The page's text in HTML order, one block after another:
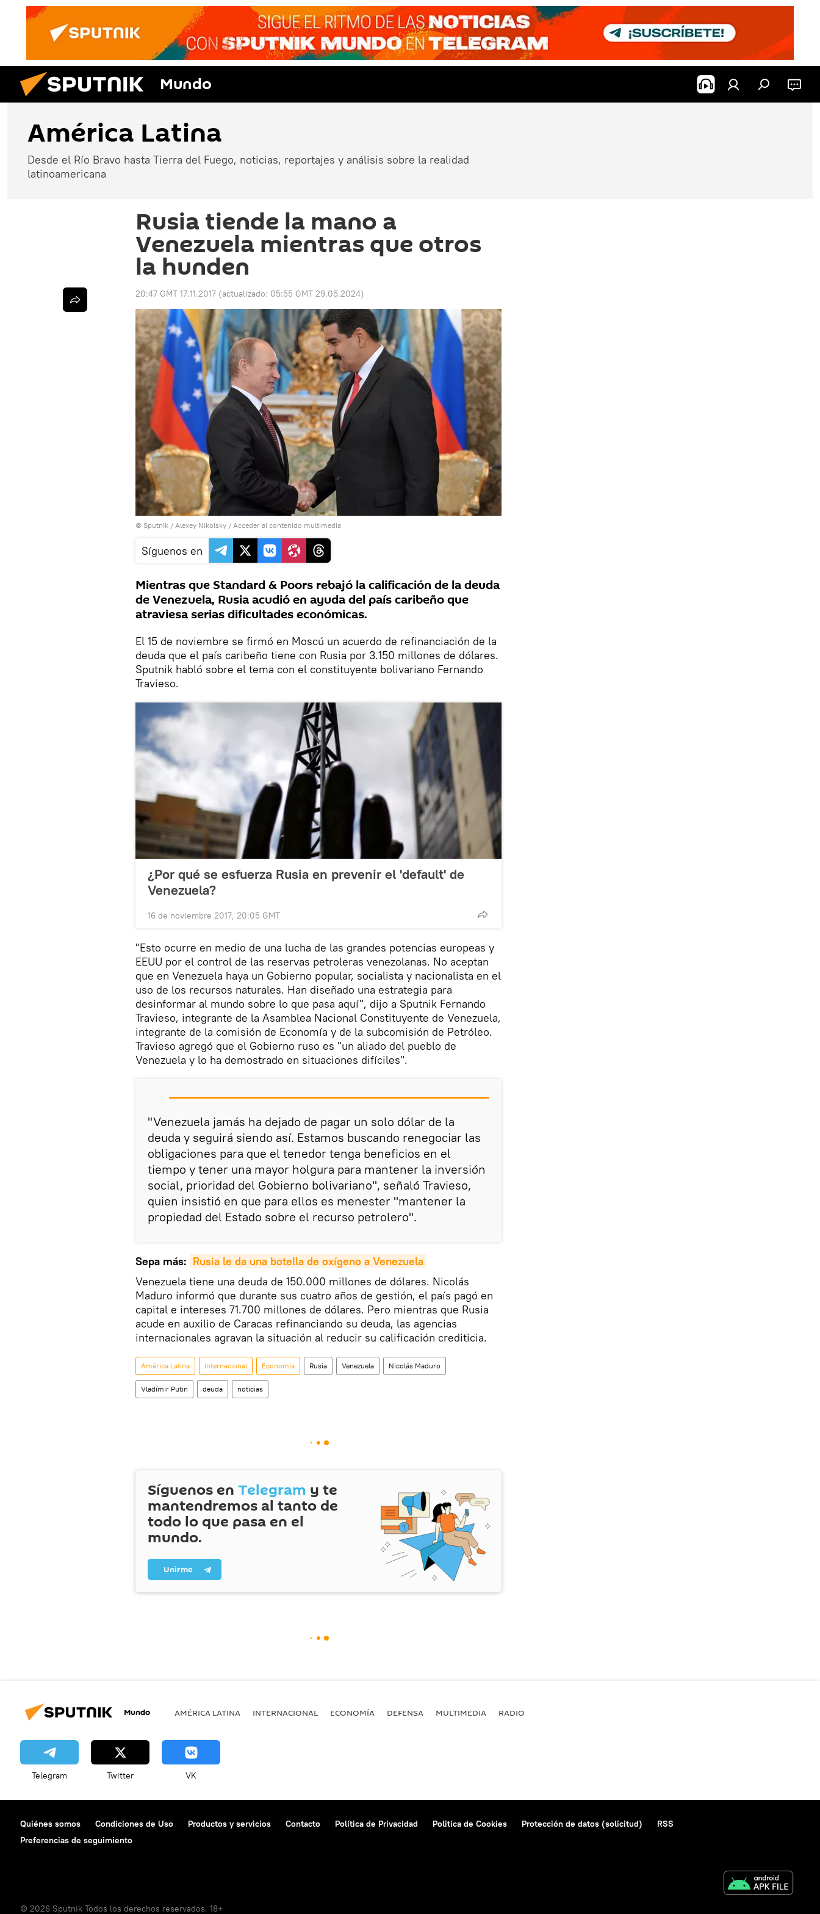
Mundo
América Latina
Desde el Río Bravo hasta Tierra del Fuego, noticias, reportajes y análisis sobre la realidad
latinoamericana
Rusia tiende la mano a
Venezuela mientras que otros
la hunden
20:47 GMT 17.11.2017 (actualizado: 05:55 GMT 29.05.2024)
© Sputnik / Alexey Nikolsky / Acceder al contenido multimedia
Síguenos en
Mientras que Standard & Poors rebajó la calificación de la deuda
de Venezuela, Rusia acudió en ayuda del país caribeño que
atraviesa serias dificultades económicas.
El 15 de noviembre se firmó en Moscú un acuerdo de refinanciación de la
deuda que el país caribeño tiene con Rusia por 3.150 millones de dólares.
Sputnik habló sobre el tema con el constituyente bolivariano Fernando
Travieso.
¿Por qué se esfuerza Rusia en prevenir el 'default' de
Venezuela?
16 de noviembre 2017, 20:05 GMT
"Esto ocurre en medio de una lucha de las grandes potencias europeas y
EEUU por el control de las reservas petroleras venezolanas. No aceptan
que en Venezuela haya un Gobierno popular, socialista y nacionalista en el
uso de los recursos naturales. Han diseñado una estrategia para
desinformar al mundo sobre lo que pasa aquí", dijo a Sputnik Fernando
Travieso, integrante de la Asamblea Nacional Constituyente de Venezuela,
integrante de la comisión de Economía y de la subcomisión de Petróleo.
Travieso agregó que el Gobierno ruso es "un aliado del pueblo de
Venezuela y lo ha demostrado en situaciones difíciles".
"Venezuela jamás ha dejado de pagar un solo dólar de la
deuda y seguirá siendo así. Estamos buscando renegociar las
obligaciones para que el tenedor tenga beneficios en el
tiempo y tener una mayor holgura para mantener la inversión
social, prioridad del Gobierno bolivariano", señaló Travieso,
quien insistió en que para ellos es menester "mantener la
propiedad del Estado sobre el recurso petrolero".
Sepa más: Rusia le da una botella de oxígeno a Venezuela
Venezuela tiene una deuda de 150.000 millones de dólares. Nicolás
Maduro informó que durante sus cuatro años de gestión, el país pagó en
capital e intereses 71.700 millones de dólares. Pero mientras que Rusia
acude en auxilio de Caracas refinanciando su deuda, las agencias
internacionales agravan la situación al reducir su calificación crediticia.
América Latina Internacional Economía Rusia Venezuela Nicolás Maduro
Vladímir Putin deuda noticias
Síguenos en Telegram y te
mantendremos al tanto de
todo lo que pasa en el
mundo.
Unirme
Mundo AMÉRICA LATINA INTERNACIONAL ECONOMÍA DEFENSA MULTIMEDIA RADIO
Telegram Twitter VK
Quiénes somos Condiciones de Uso Productos y servicios Contacto Política de Privacidad Politica de Cookies Protección de datos (solicitud)
RSS
Preferencias de seguimiento
© 2026 Sputnik Todos los derechos reservados. 18+